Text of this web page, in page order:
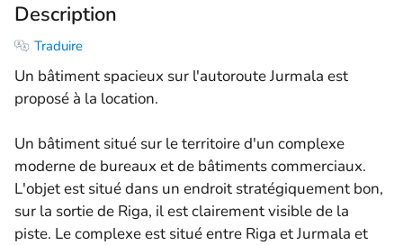
Description
Traduire
Un bâtiment spacieux sur l'autoroute Jurmala est
proposé à la location.
Un bâtiment situé sur le territoire d'un complexe
moderne de bureaux et de bâtiments commerciaux.
L'objet est situé dans un endroit stratégiquement bon,
sur la sortie de Riga, il est clairement visible de la
piste. Le complexe est situé entre Riga et Jurmala et